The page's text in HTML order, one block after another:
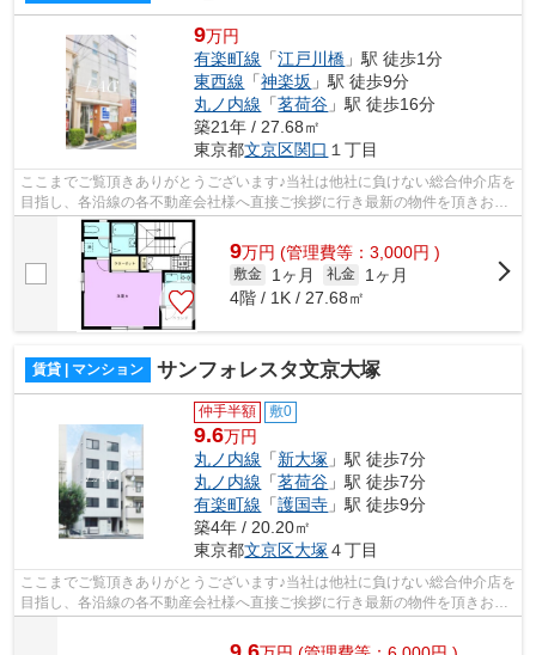
9万円
有楽町線 「江戸川橋 」駅 徒歩1分
東西線 「神楽坂 」駅 徒歩9分
丸ノ内線 「茗荷谷 」駅 徒歩16分
築21年 / 27.68㎡
東京都文京区関口 １丁目
ここまでご覧頂きありがとうございます♪当社は他社に負けない総合仲介店を
目指し、各沿線の各不動産会社様へ直接ご挨拶に行き最新の物件を頂きお客
様へ提供しております！最新の情報は...
9万円 (管理費等：3,000円 )
敷金 1ヶ月 礼金
1ヶ月
4階 / 1K / 27.68㎡
賃貸 | マンション サンフォレスタ文京大塚
仲手半額 敷0
9.6万円
丸ノ内線 「新大塚 」駅 徒歩7分
丸ノ内線 「茗荷谷 」駅 徒歩7分
有楽町線 「護国寺 」駅 徒歩9分
築4年 / 20.20㎡
東京都文京区大塚 ４丁目
ここまでご覧頂きありがとうございます♪当社は他社に負けない総合仲介店を
目指し、各沿線の各不動産会社様へ直接ご挨拶に行き最新の物件を頂きお客